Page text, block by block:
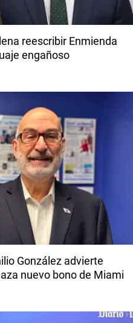
reescribir Enmienda
engañoso
González advierte
nuevo bono de Miami